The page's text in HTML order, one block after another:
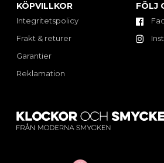
KÖPVILLKOR
Integritetspolicy
Frakt & returer
Garantier
Reklamation
FÖLJ